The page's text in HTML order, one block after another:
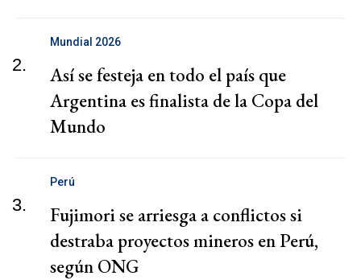
2.
Mundial 2026
Así se festeja en todo el país que
Argentina es finalista de la Copa del
Mundo
3.
Perú
Fujimori se arriesga a conflictos si
destraba proyectos mineros en Perú,
según ONG